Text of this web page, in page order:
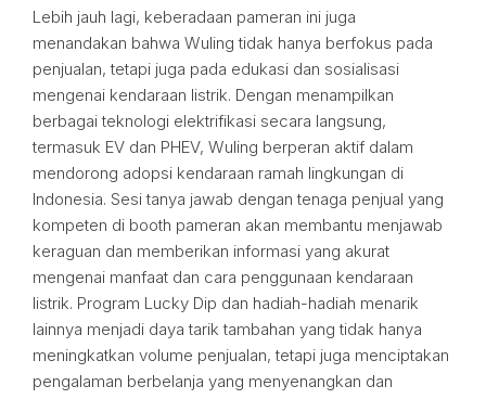
Lebih jauh lagi, keberadaan pameran ini juga
menandakan bahwa Wuling tidak hanya berfokus pada
penjualan, tetapi juga pada edukasi dan sosialisasi
mengenai kendaraan listrik. Dengan menampilkan
berbagai teknologi elektrifikasi secara langsung,
termasuk EV dan PHEV, Wuling berperan aktif dalam
mendorong adopsi kendaraan ramah lingkungan di
Indonesia. Sesi tanya jawab dengan tenaga penjual yang
kompeten di booth pameran akan membantu menjawab
keraguan dan memberikan informasi yang akurat
mengenai manfaat dan cara penggunaan kendaraan
listrik. Program Lucky Dip dan hadiah-hadiah menarik
lainnya menjadi daya tarik tambahan yang tidak hanya
meningkatkan volume penjualan, tetapi juga menciptakan
pengalaman berbelanja yang menyenangkan dan